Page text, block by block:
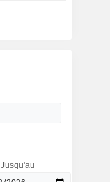
Jusqu'au